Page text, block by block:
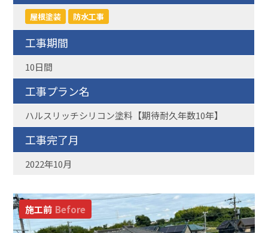
屋根塗装 防水工事
工事期間
10日間
工事プラン名
ハルスリッチシリコン塗料【期待耐久年数10年】
工事完了月
2022年10月
施工前 Before